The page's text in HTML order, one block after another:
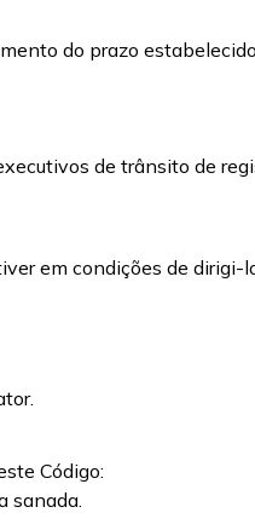
do prazo
de trânsito de
em condições de dirigi-
Código:
sanada.